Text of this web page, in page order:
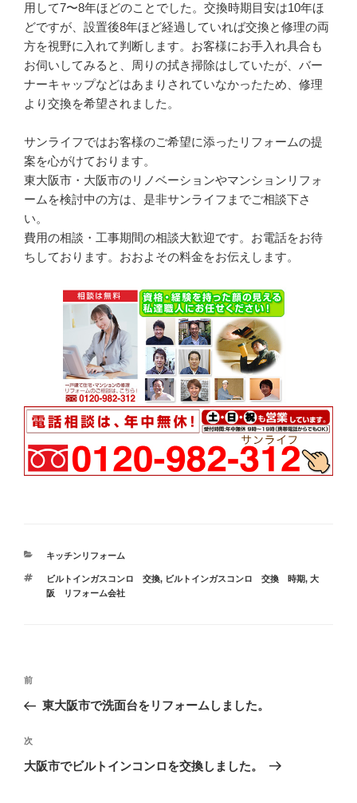
用して7〜8年ほどのことでした。交換時期目安は10年ほ
どですが、設置後8年ほど経過していれば交換と修理の両
方を視野に入れて判断します。お客様にお手入れ具合も
お伺いしてみると、周りの拭き掃除はしていたが、バー
ナーキャップなどはあまりされていなかったため、修理
より交換を希望されました。
サンライフではお客様のご希望に添ったリフォームの提
案を心がけております。
東大阪市・大阪市のリノベーションやマンションリフォ
ームを検討中の方は、是非サンライフまでご相談下さ
い。
費用の相談・工事期間の相談大歓迎です。お電話をお待
ちしております。おおよその料金をお伝えします。
カ
ゴ
リ
キッチンリフォーム
タ
グ
ビルトインガスコンロ 交換, ビルトインガスコンロ 交換 時期, 大
阪 リフォーム会社
投
ナ
ビ
ゲ
過
去
投
稿
前
東大阪市で洗面台をリフォームしました。
次
の
次
大阪市でビルトインコンロを交換しました。